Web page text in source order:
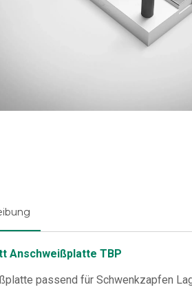
Anschweißplatte TBP
passend für Schwenkzapfen